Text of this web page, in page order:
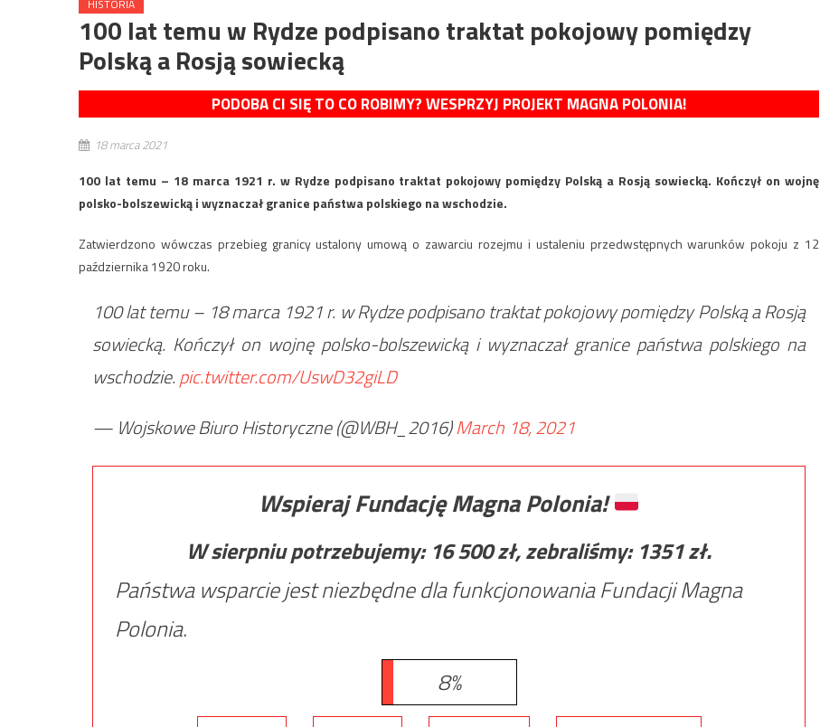
HISTORIA
100 lat temu w Rydze podpisano traktat pokojowy pomiędzy
Polską a Rosją sowiecką
PODOBA CI SIĘ TO CO ROBIMY? WESPRZYJ PROJEKT MAGNA POLONIA!
18 marca 2021
100 lat temu – 18 marca 1921 r. w Rydze podpisano traktat pokojowy pomiędzy Polską a Rosją sowiecką. Kończył on wojnę
polsko-bolszewicką i wyznaczał granice państwa polskiego na wschodzie.
Zatwierdzono wówczas przebieg granicy ustalony umową o zawarciu rozejmu i ustaleniu przedwstępnych warunków pokoju z 12
października 1920 roku.
100 lat temu – 18 marca 1921 r. w Rydze podpisano traktat pokojowy pomiędzy Polską a Rosją
sowiecką. Kończył on wojnę polsko-bolszewicką i wyznaczał granice państwa polskiego na
wschodzie.pic.twitter.com/UswD32giLD
— Wojskowe Biuro Historyczne (@WBH_2016)March 18, 2021
Wspieraj Fundację Magna Polonia!
W sierpniu potrzebujemy: 16 500zł, zebraliśmy: 1351zł.
Państwa wsparcie jest niezbędne dla funkcjonowania Fundacji Magna
Polonia.
8%